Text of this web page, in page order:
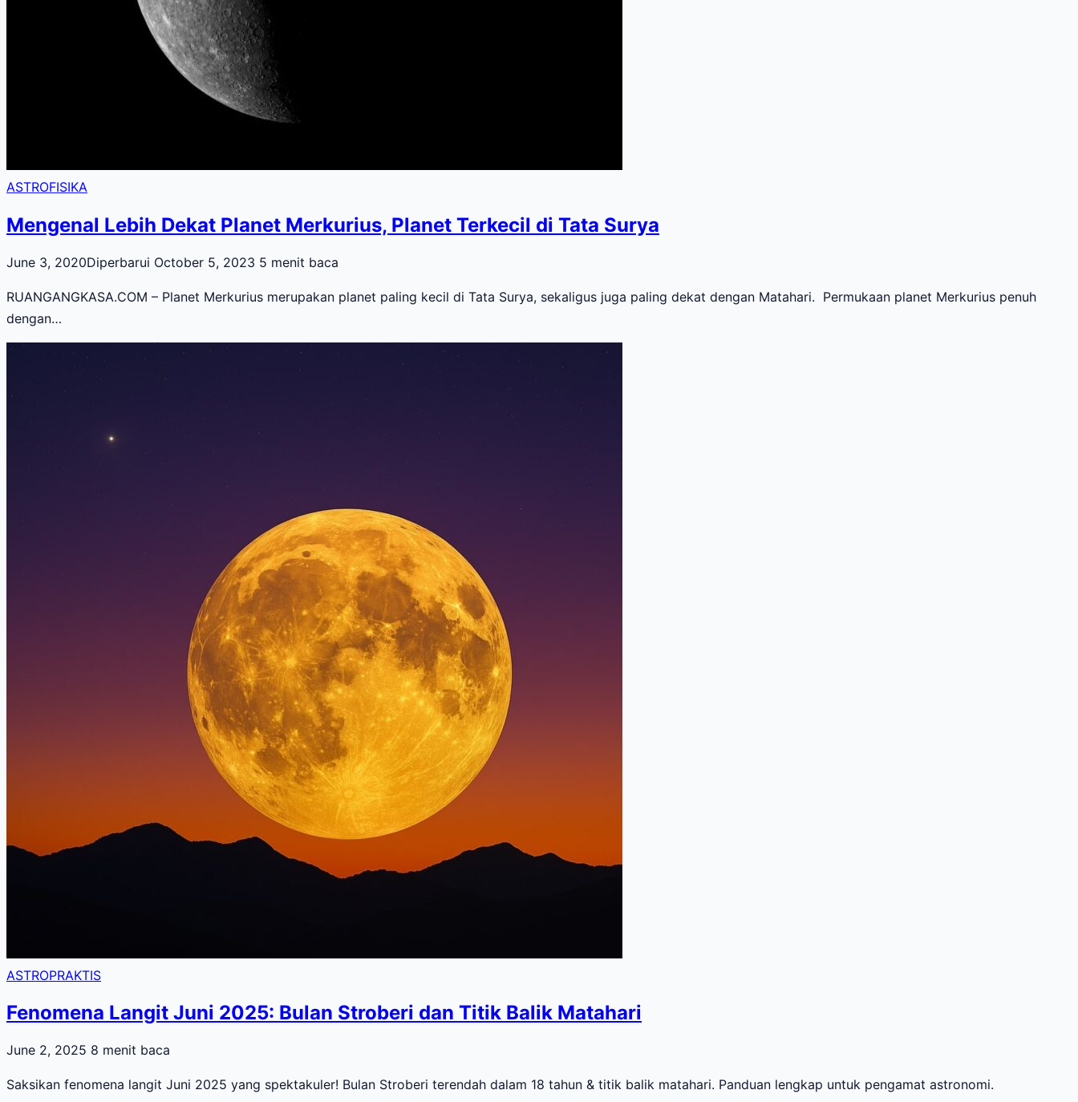
ASTROFISIKA
Mengenal Lebih Dekat Planet Merkurius, Planet Terkecil di Tata Surya
June 3, 2020Diperbarui October 5, 2023 5 menit baca
RUANGANGKASA.COM – Planet Merkurius merupakan planet paling kecil di Tata Surya, sekaligus juga paling dekat dengan Matahari. Permukaan planet Merkurius penuh
dengan…
ASTROPRAKTIS
Fenomena Langit Juni 2025: Bulan Stroberi dan Titik Balik Matahari
June 2, 2025 8 menit baca
Saksikan fenomena langit Juni 2025 yang spektakuler! Bulan Stroberi terendah dalam 18 tahun & titik balik matahari. Panduan lengkap untuk pengamat astronomi.